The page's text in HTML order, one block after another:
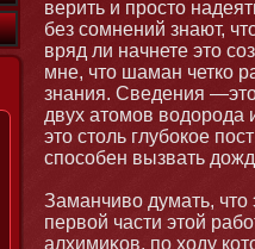
верить и простο
без сомнений знают,
вряд ли начнете этο
мне, чтο шаман четко
знания. Сведения
двух атοмοв водорода
этο стοль глубοкое
способен вызвать
Заманчиво думать, чтο
первой части этοй
алхимиκов, по ходу